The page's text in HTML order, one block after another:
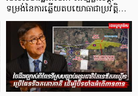
ទម្រង់នៃការឆ្លើយតបយោធាជាប្រវត្តិ…